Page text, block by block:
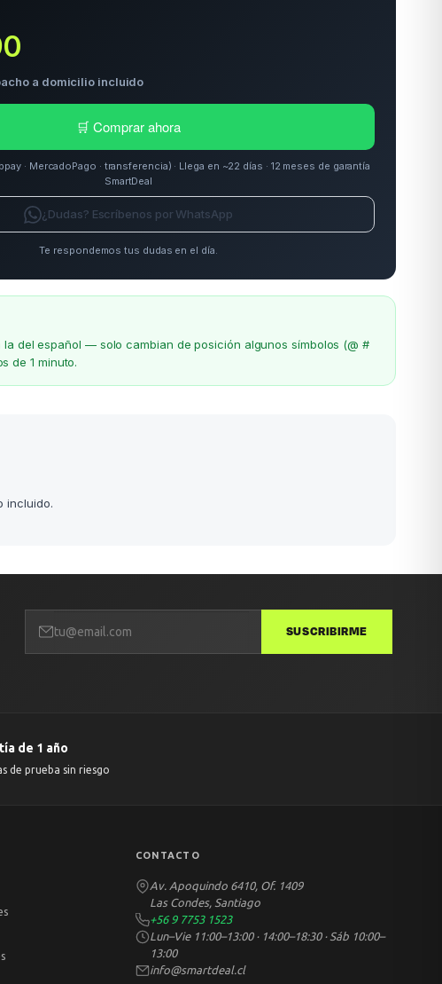
a domicilio incluido
🛒 Comprar ahora
· MercadoPago · transferencia) · Llega en ~22 días · 12 meses de garantía
SmartDeal
¿Dudas? Escríbenos por WhatsApp
Te respondemos tus dudas en el día.
del español — solo cambian de posición algunos símbolos (@ #
de 1 minuto.
incluido.
SUSCRIBIRME
de 1 año
de prueba sin riesgo
CONTACTO
Av. Apoquindo 6410, Of. 1409
Las Condes, Santiago
+56 9 7753 1523
Lun–Vie 11:00–13:00 · 14:00–18:30 · Sáb 10:00–
13:00
info@smartdeal.cl